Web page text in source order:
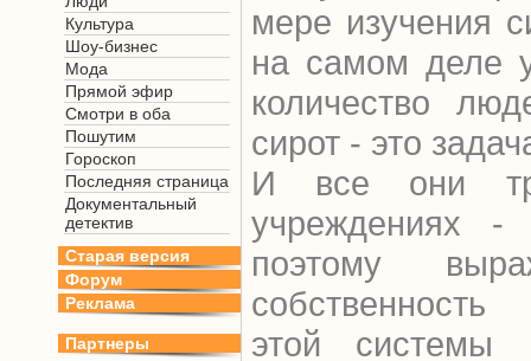
Культура
Шоу-бизнес
Мода
Прямой эфир
Смотри в оба
Пошутим
Гороскоп
Последняя страница
Документальный
детектив
Старая версия
Форум
Реклама
Партнеры
мере изучения
на самом деле
количество
сирот - это
И все они
учреждениях -
поэтому
собственность
этой системы